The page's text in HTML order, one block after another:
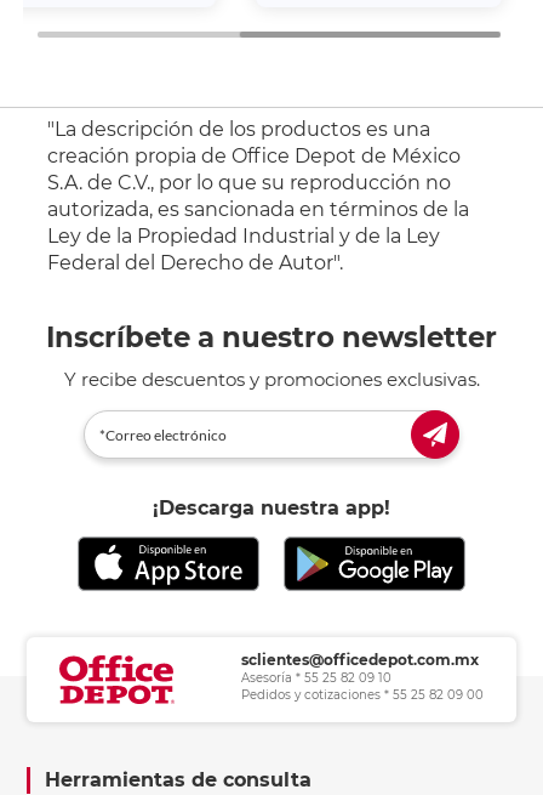
"La descripción de los productos es una
creación propia de Office Depot de México
S.A. de C.V., por lo que su reproducción no
autorizada, es sancionada en términos de la
Ley de la Propiedad Industrial y de la Ley
Federal del Derecho de Autor".
Inscríbete a nuestro newsletter
Y recibe descuentos y promociones exclusivas.
¡Descarga nuestra app!
sclientes@officedepot.com.mx
Asesoría * 55 25 82 09 10
Pedidos y cotizaciones * 55 25 82 09 00
Herramientas de consulta